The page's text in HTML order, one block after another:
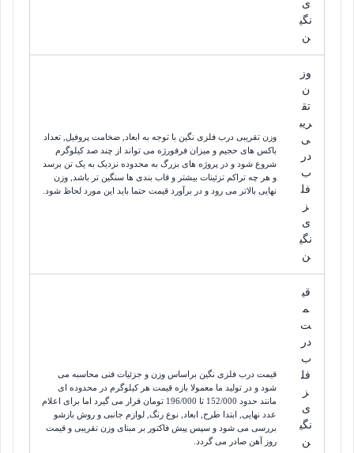
ی
نگی
ن
وز
ن
تق
ریب
ی
در
ب
فل
ز
ی
نگی
ن
وزن تقریبی درب فلزی نگین با توجه به ابعاد, ضخامت پروفیل, تعداد
باکس های حجیم و میزان فرفورژه می تواند از چند صد کیلوگرم
شروع شود و در پروژه های بزرگ به محدوده نزدیک به یک تن برسد
و هر چه تراکم تزئینات بیشتر و قاب بندی ها سنگین تر باشد, وزن
نهایی بالاتر می رود و در برآورد قیمت حتما باید این مورد لحاظ شود.
قی
م
ت
در
ب
فل
ز
ی
نگی
ن
قیمت درب فلزی نگین براساس وزن و جزئیات فنی محاسبه می
شود و در تولید ما معمولا بازه قیمت هر کیلوگرم در محدوده ای
مانند حدود 152/000 تا 196/000 تومان
قرار می گیرد اما برای اعلام
عدد نهایی, ابتدا طرح, ابعاد, نوع رنگ, لوازم جانبی و روش بازشو
بررسی می شود و سپس پیش فاکتور بر مبنای وزن تقریبی و قیمت
روز آهن صادر می گردد.